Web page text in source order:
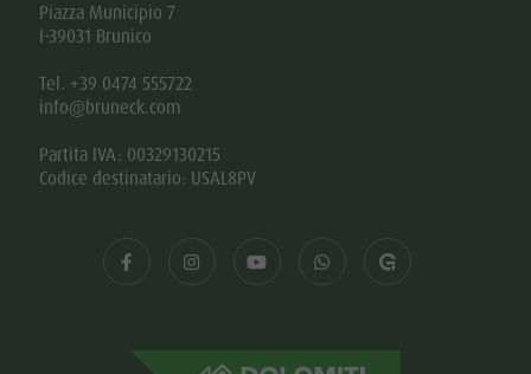
Piazza Municipio 7
I-39031 Brunico
Tel. +39 0474 555722
info@bruneck.com
Partita IVA: 00329130215
Codice destinatario: USAL8PV